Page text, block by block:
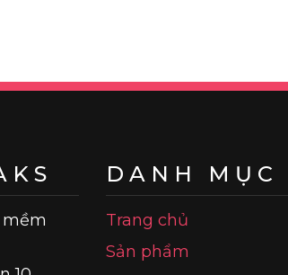
mềm
DANH MỤC
Trang chủ
Sản phẩm